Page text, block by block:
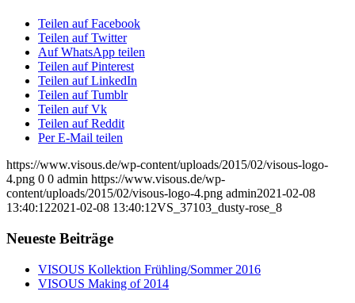
Teilen auf Facebook
Teilen auf Twitter
Auf WhatsApp teilen
Teilen auf Pinterest
Teilen auf LinkedIn
Teilen auf Tumblr
Teilen auf Vk
Teilen auf Reddit
Per E-Mail teilen
https://www.visous.de/wp-content/uploads/2015/02/visous-logo-
4.png 0 0 admin https://www.visous.de/wp-
content/uploads/2015/02/visous-logo-4.png admin2021-02-08
13:40:122021-02-08 13:40:12VS_37103_dusty-rose_8
Neueste Beiträge
VISOUS Kollektion Frühling/Sommer 2016
VISOUS Making of 2014